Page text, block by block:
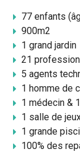
77 enfants
900m2
1 grand jardin
21
5 agents
1 homme de
1 médecin &
1 salle de
1 grande
100% des